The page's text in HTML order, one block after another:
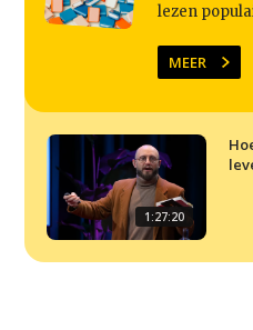
lezen
MEER
1:27:20